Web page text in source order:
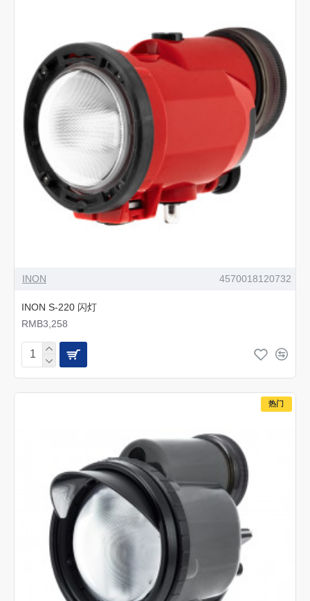
INON 4570018120732
INON S-220 闪灯
RMB3,258
热门